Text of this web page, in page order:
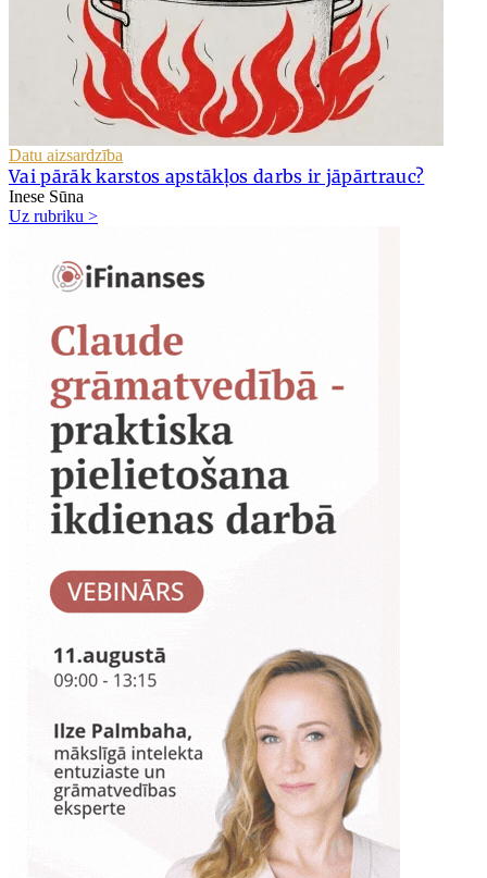
Datu aizsardzība
Vai pārāk karstos apstākļos darbs ir jāpārtrauc?
Inese Sūna
Uz rubriku >